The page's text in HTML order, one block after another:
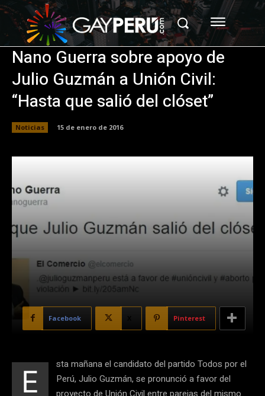
Nano Guerra sobre apoyo de
Julio Guzmán a Unión Civil:
“Hasta que salió del clóset”
Noticias 15 de enero de 2016
Facebook Pinterest
E
sta mañana el candidato del partido Todos por el
Perú, Julio Guzmán, se pronunció a favor del